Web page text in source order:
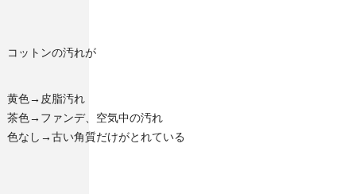
コットンの汚れが
黄色→皮脂汚れ
茶色→ファンデ、空気中の汚れ
色なし→古い角質だけがとれている